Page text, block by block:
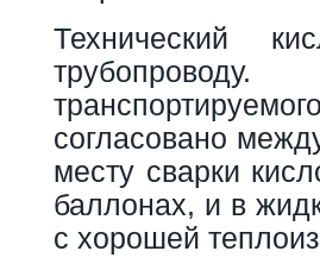
Технический
согласовано
месту сварки
баллонах, и в
с хорошей